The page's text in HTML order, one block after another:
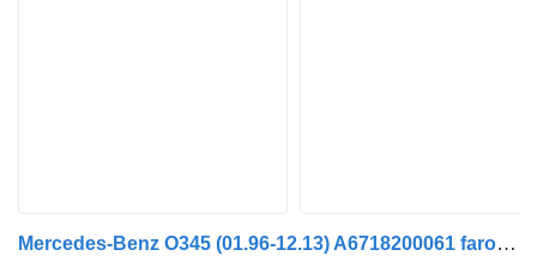
Mercedes-Benz O345 (01.96-12.13) A6718200061 faro delantero para Mercedes-Benz Bus II (1996-) autobús